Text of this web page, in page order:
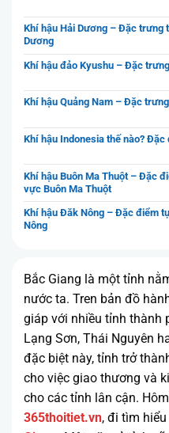
Khí hậu Hải Dương – Đặc trưng
Dương
Khí hậu đảo Kyushu – Đặc
Khí hậu Quảng Nam – Đặc
Khí hậu Indonesia thế nào?
Khí hậu Buôn Ma Thuột – Đặc
vực Buôn Ma Thuột
Khí hậu Đăk Nông – Đặc điểm
Nông
Bắc Giang là một tỉnh
nước ta. Tren bản đồ
giáp với nhiều tỉnh thành
Lạng Sơn, Thái Nguyên
đặc biệt này, tỉnh trở
cho việc giao thương và
cho các tỉnh lân cận.
365thoitiet.vn, đi tìm